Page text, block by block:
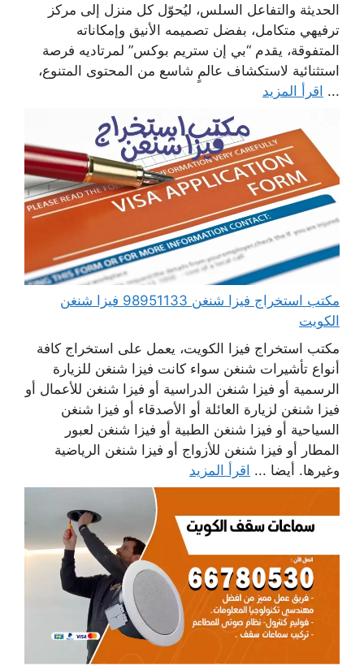
الحديثة والتفاعل السلس، ليُحوّل كل منزل إلى مركز
ترفيهي متكامل، بفضل تصميمه الأنيق وإمكاناته
المتفوقة، يقدم “بي إن ستريم بوكس” لمرتاديه فرصة
استثنائية لاستكشاف عالمٍ شاسع من المحتوى المتنوع،
... اقرأ المزيد
مكتب استخراج فيزا شنغن 98951133 فيزا شنغن
الكويت
مكتب استخراج فيزا الكويت، يعمل على استخراج كافة
أنواع تأشيرات شنغن سواء كانت فيزا شنغن للزيارة
الرسمية أو فيزا شنغن الدراسية أو فيزا شنغن للأعمال أو
فيزا شنغن لزيارة العائلة أو الأصدقاء أو فيزا شنغن
السياحية أو فيزا شنغن الطبية أو فيزا شنغن لعبور
المطار أو فيزا شنغن للأزواج أو فيزا شنغن الرياضية
وغيرها. أيضا ... اقرأ المزيد